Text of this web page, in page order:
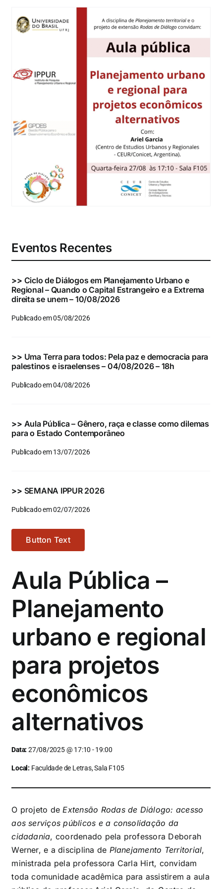
Eventos Recentes
>> Ciclo de Diálogos em Planejamento Urbano e
Regional – Quando o Capital Estrangeiro e a Extrema
direita se unem – 10/08/2026
Publicado em 05/08/2026
>> Uma Terra para todos: Pela paz e democracia para
palestinos e israelenses – 04/08/2026 – 18h
Publicado em 04/08/2026
>> Aula Pública – Gênero, raça e classe como dilemas
para o Estado Contemporâneo
Publicado em 13/07/2026
>> SEMANA IPPUR 2026
Publicado em 02/07/2026
Button Text
Aula Pública –
Planejamento
urbano e regional
para projetos
econômicos
alternativos
Data:27/08/2025 @ 17:10 - 19:00
Local:Faculdade de Letras, Sala F105
O projeto de Extensão Rodas de Diálogo: acesso
aos serviços públicos e a consolidação da
cidadania, coordenado pela professora Deborah
Werner, e a disciplina de Planejamento Territorial,
ministrada pela professora Carla Hirt, convidam
toda comunidade acadêmica para assistirem a aula